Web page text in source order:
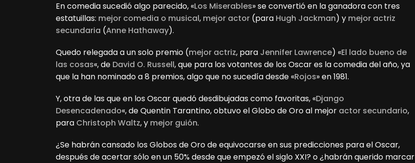
En comedia sucedió algo parecido, «Los Miserables» se convertió en la ganadora con tres
estatuillas: mejor comedia o musical, mejor actor (para Hugh Jackman) y mejor actriz
secundaria (Anne Hathaway).
Quedo relegada a un solo premio (mejor actriz, para Jennifer Lawrence) «El lado bueno de
las cosas«, de David O. Russell, que para los votantes de los Oscar es la comedia del año, ya
que la han nominado a 8 premios, algo que no sucedía desde «Rojos» en 1981.
Y, otra de las que en los Oscar quedó desdibujadas como favoritas, «Django
Desencadenado«, de Quentin Tarantino, obtuvo el Globo de Oro al mejor actor secundario,
para Christoph Waltz, y mejor guión.
¿Se habrán cansado los Globos de Oro de equivocarse en sus predicciones para el Oscar,
después de acertar sólo en un 50% desde que empezó el siglo XXI? o ¿habrán querido marcar